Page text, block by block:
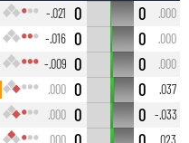
-.021 0 0
.000
-.016 0 0
.000
-.009 0 0
.000
.000 0 0
.037
.000 0 0 -.033